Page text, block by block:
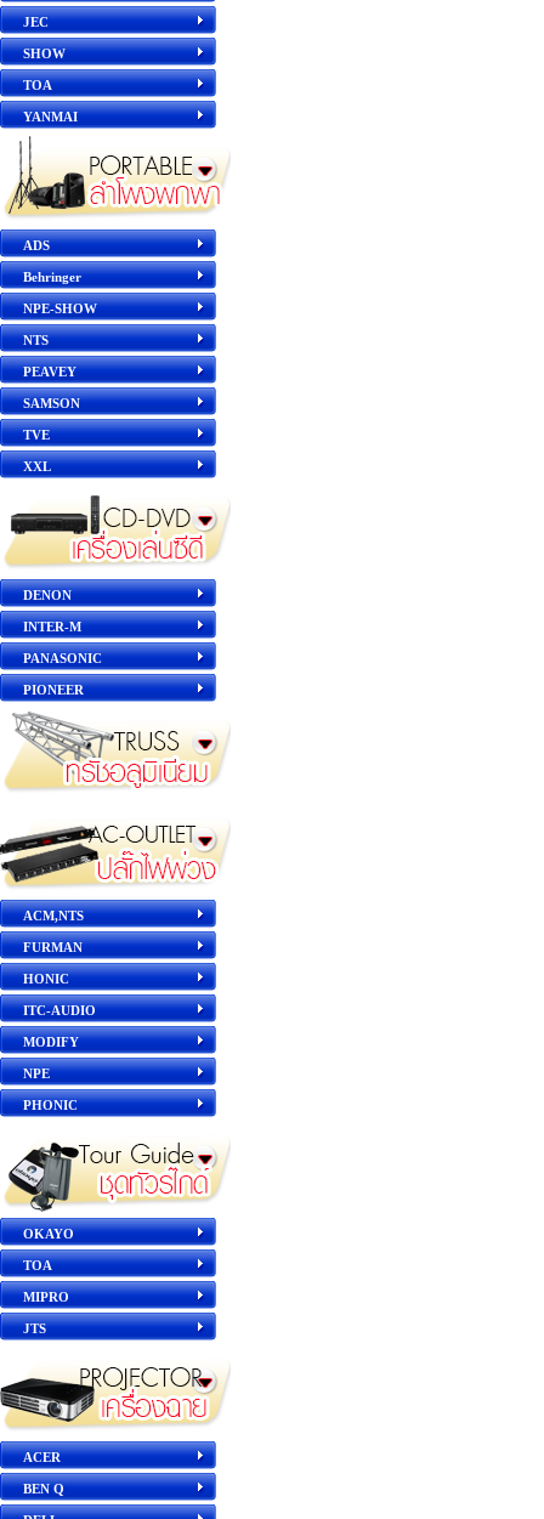
JEC
SHOW
TOA
YANMAI
ADS
Behringer
NPE-SHOW
NTS
PEAVEY
SAMSON
TVE
XXL
DENON
INTER-M
PANASONIC
PIONEER
ACM,NTS
FURMAN
HONIC
ITC-AUDIO
MODIFY
NPE
PHONIC
OKAYO
TOA
MIPRO
JTS
ACER
BEN Q